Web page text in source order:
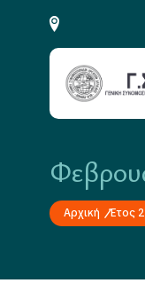
Αρχική Έτος